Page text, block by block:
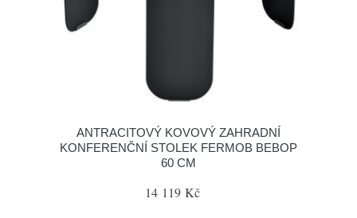
ANTRACITOVÝ KOVOVÝ ZAHRADNÍ
KONFERENČNÍ STOLEK FERMOB BEBOP
60 CM
14 119 Kč